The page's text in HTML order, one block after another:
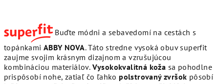
Buďte módni a sebavedomí na cestách s
topánkamiABBY NOVA. Táto stredne vysoká obuv superfit
zaujme svojim krásnym dizajnom a vzrušujúcou
kombináciou materiálov. Vysokokvalitná koža sa pohodlne
prispôsobí nohe, zatiaľ čo ľahko polstrovaný zvršok pôsobí